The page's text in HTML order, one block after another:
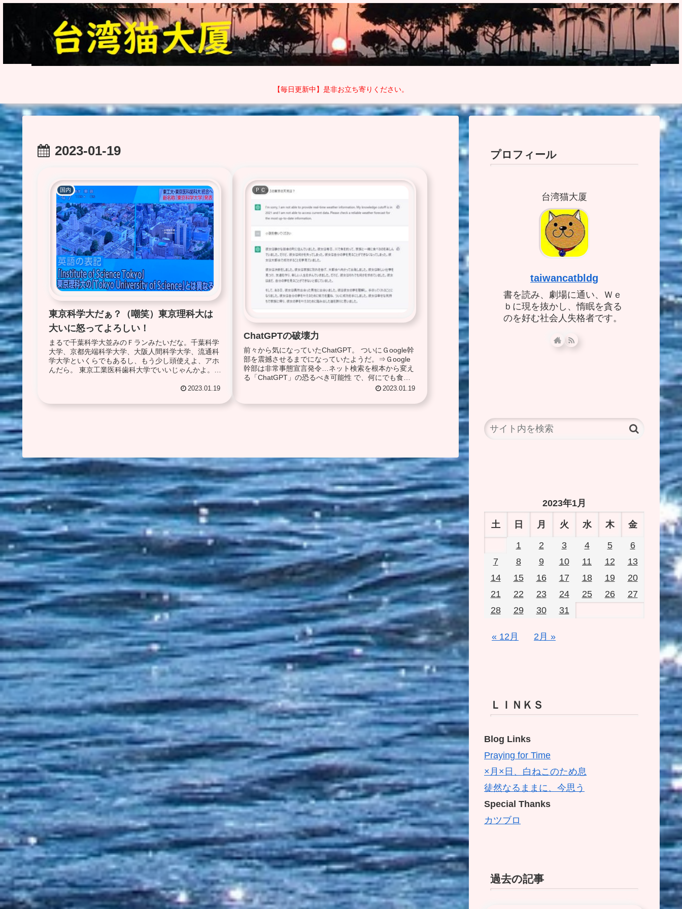
【毎日更新中】是非お立ち寄りください。
2023-01-19
国内
東京科学大だぁ？（嘲笑）東京理科大は
大いに怒ってよろしい！
まるで千葉科学大並みのＦランみたいだな。千葉科学
大学、京都先端科学大学、大阪人間科学大学、流通科
学大学といくらでもあるし、もう少し頭使えよ、アホ
んだら。 東京工業医科歯科大学でいいじゃんかよ。あ
2023.01.19
ＰＣ
ChatGPTの破壊力
前々から気になっていたChatGPT。 ついにＧoogle幹
部を震撼させるまでになっていたようだ。⇒Ｇoogle
幹部は非常事態宣言発令…ネット検索を根本から変え
る「ChatGPT」の恐るべき可能性 で、何にでも食い
2023.01.19
プロフィール
台湾猫大厦
taiwancatbldg
書を読み、劇場に通い、Ｗｅ
ｂに現を抜かし、惰眠を貪る
のを好む社会人失格者です。
2023年1月
土 日 月 火 水 木 金
1 2 3 4 5
6
7
8 9 10 11 12
13
14
15 16 17 18 19
20
21
22 23 24 25 26
27
28
29 30 31
« 12月 2月 »
ＬＩＮＫＳ
Blog Links
Praying for Time
×月×日、白ねこのため息
徒然なるままに、今思う
Special Thanks
カツブロ
過去の記事